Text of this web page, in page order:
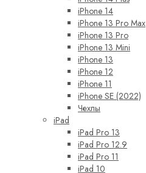
iPhone 14
iPhone 13 Pro Max
iPhone 13 Pro
iPhone 13 Mini
iPhone 13
iPhone 12
iPhone 11
iPhone SE (2022)
Чехлы
iPad
iPad Pro 13
iPad Pro 12.9
iPad Pro 11
iPad 10